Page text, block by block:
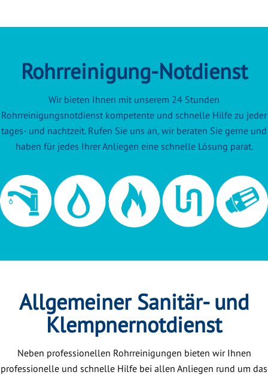
Rohrreinigung-Notdienst
Wir bieten Ihnen mit unserem 24 Stunden
Rohrreinigungsnotdienst kompetente und schnelle Hilfe zu jeder
tages- und nachtzeit. Rufen Sie uns an, wir beraten Sie gerne und
haben für jedes Ihrer Anliegen eine schnelle Lösung parat.
Allgemeiner Sanitär- und
Klempnernotdienst
Neben professionellen Rohrreinigungen bieten wir Ihnen
professionelle und schnelle Hilfe bei allen Anliegen rund um das